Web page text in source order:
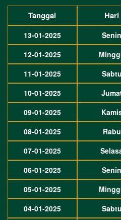
Tanggal Hari
13-01-2025 Senin
12-01-2025
11-01-2025
Sabtu
10-01-2025
09-01-2025
08-01-2025
Rabu
07-01-2025
06-01-2025
Senin
05-01-2025
04-01-2025
Sabtu